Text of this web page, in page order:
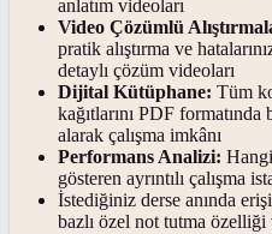
anlatım videoları
Video Çözümlü
pratik alıştırma ve
detaylı çözüm videoları
Dijital Kütüphane: Tüm
kağıtlarını PDF
alarak çalışma imkânı
Performans Analizi: Hangi
gösteren ayrıntılı çalışma
İstediğiniz derse anında
bazlı özel not tutma